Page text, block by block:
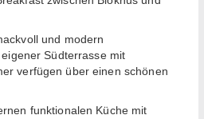
und modern
Südterrasse mit
verfügen über einen schönen
funktionalen Küche mit